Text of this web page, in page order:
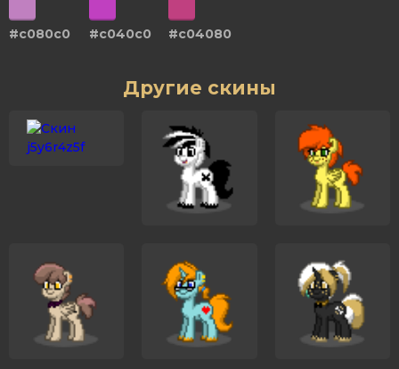
#c080c0 #c040c0 #c04080
Другие скины